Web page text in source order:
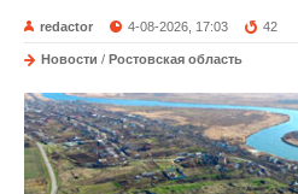
redactor 4-08-2026, 17:03 42
Новости / Ростовская область